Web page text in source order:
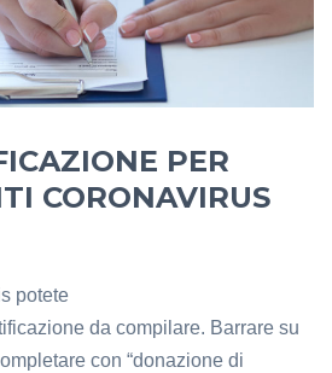
PER
CORONAVIRUS
potete
da compilare. Barrare su
con “donazione di